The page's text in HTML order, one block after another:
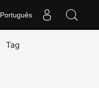
Português
Tag